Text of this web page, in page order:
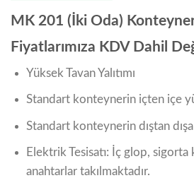
MK 201 (İki Oda)
Fiyatlarımıza KDV Dahil
Yüksek Tavan Yalıtımı
Standart konteynerin içten içe
Standart konteynerin dıştan
Elektrik Tesisatı: İç glop,
anahtarlar takılmaktadır.